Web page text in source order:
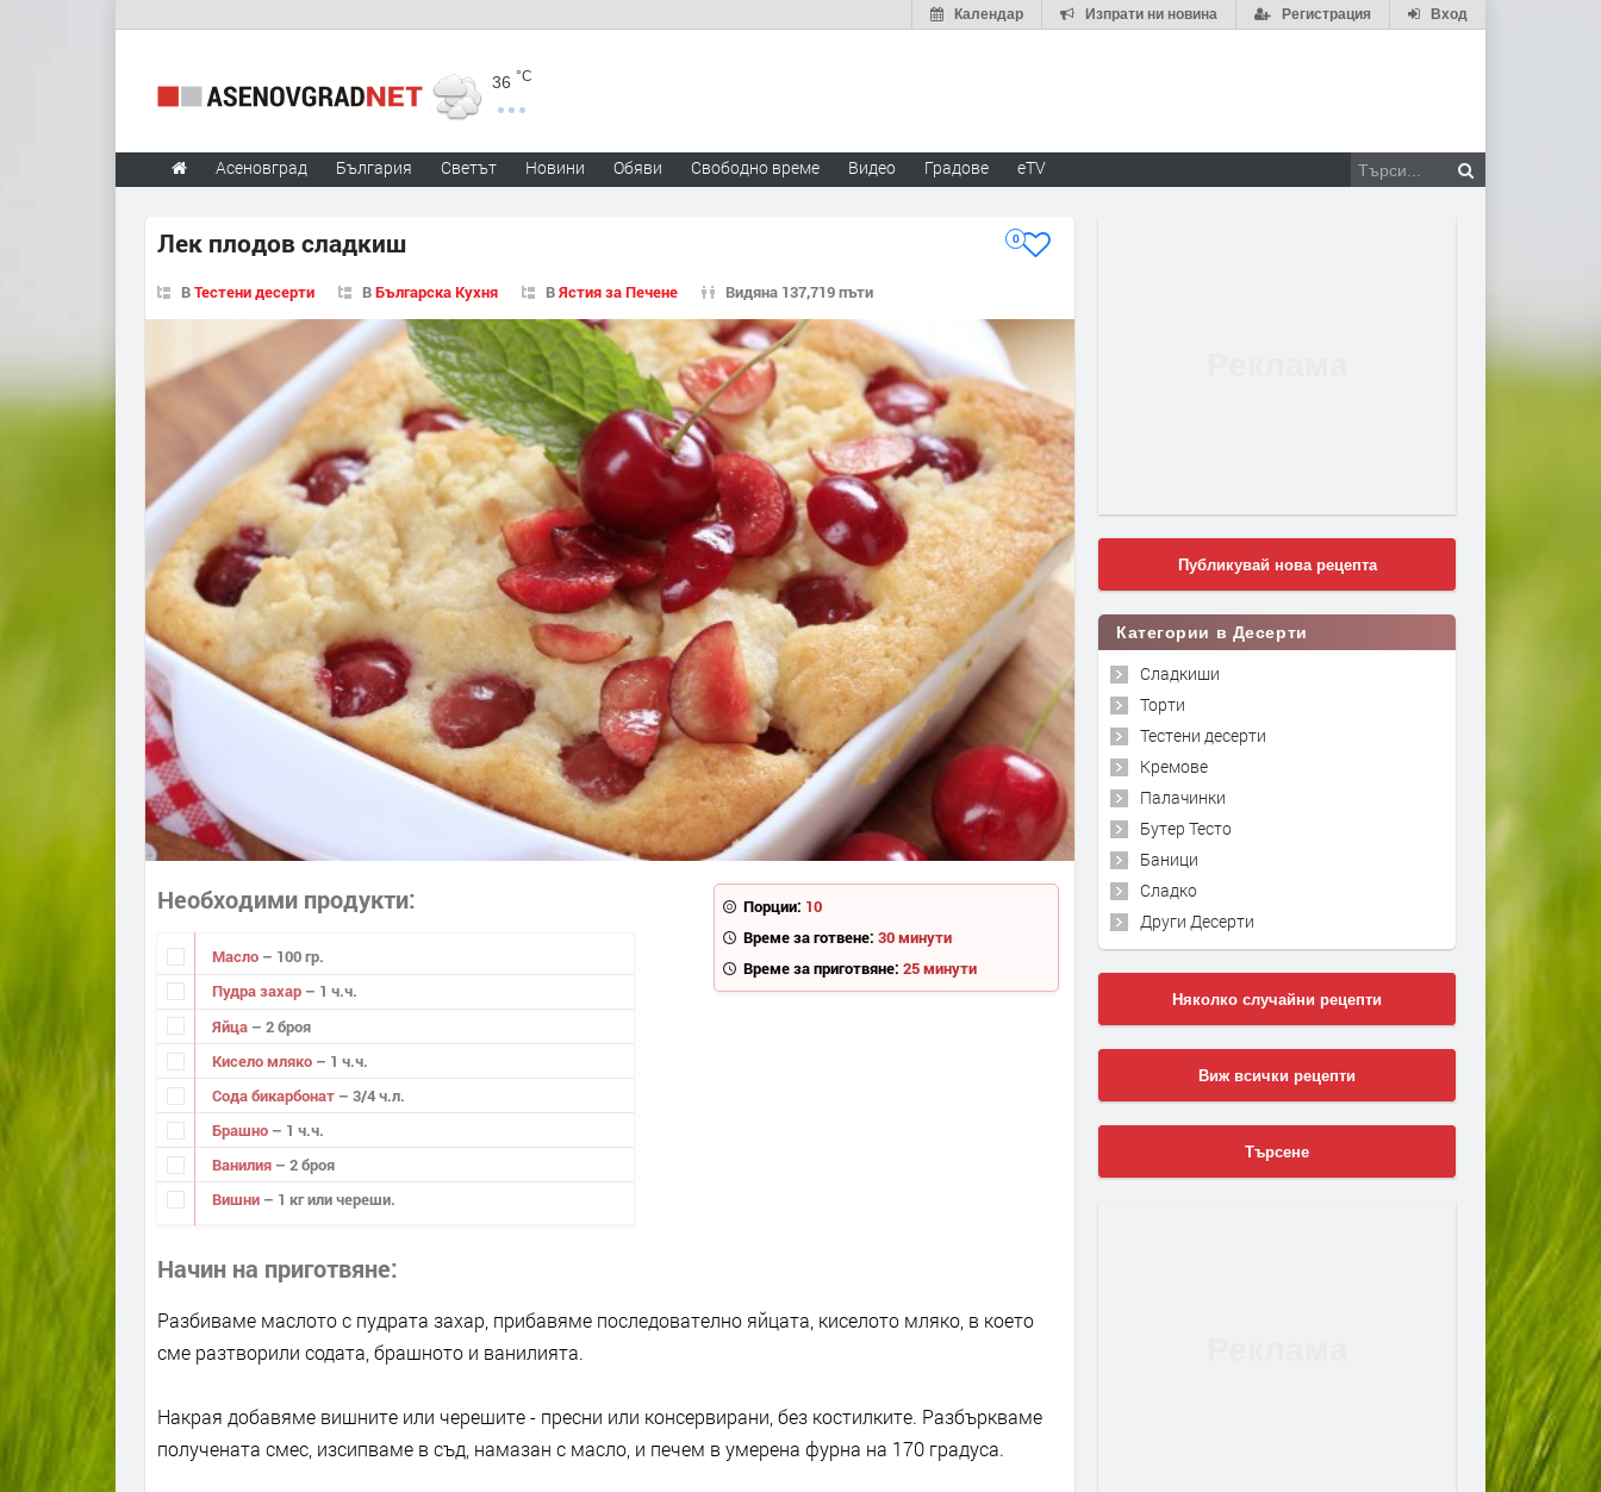
Вход
Регистрация
Изпрати ни новина
Календар
36 °C
Асеновград България Светът Новини Обяви Свободно време Видео Градове eTV
Лек плодов сладкиш 0
ВТестени десерти ВБългарска Кухня ВЯстия за Печене Видяна 137,719 пъти
Порции: 10
Време за готвене: 30 минути
Време за приготвяне: 25 минути
Необходими продукти
Масло – 100 гр.
Пудра захар – 1 ч.ч.
Яйца – 2 броя
Кисело мляко – 1 ч.ч.
Сода бикарбонат – 3/4 ч.л.
Брашно – 1 ч.ч.
Ванилия – 2 броя
Вишни – 1 кг или череши.
Начин на приготвяне
Разбиваме маслото с пудрата захар, прибавяме последователно яйцата, киселото мляко, в което
сме разтворили содата, брашното и ванилията.
Накрая добавяме вишните или черешите - пресни или консервирани, без костилките. Разбъркваме
получената смес, изсипваме в съд, намазан с масло, и печем в умерена фурна на 170 градуса.
Публикувай нова рецепта
Категории в Десерти
Сладкиши
Торти
Тестени десерти
Кремове
Палачинки
Бутер Тесто
Баници
Сладко
Други Десерти
Няколко случайни рецепти
Виж всички рецепти
Търсене